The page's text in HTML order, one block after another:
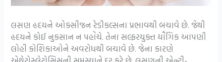
લસણ હૃદયને ઓક્સીજન રેડીકલ્સના પ્રભાવથી બચાવે છે. જેથી
હૃદયને કોઈ નુકસાન ન પહોંચે. તેના સલ્ફરયુક્ત યૌંગિક આપણી
લોહી કોશિકાઓને અવરોધથી બચાવે છે. જેના કારણે